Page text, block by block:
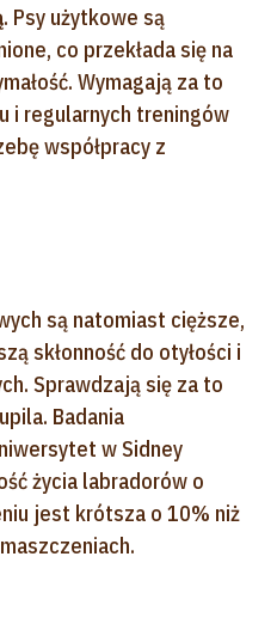
. Psy użytkowe są
co przekłada się na
Wymagają za to
i regularnych treningów
współpracy z
są natomiast cięższe,
skłonność do otyłości i
Sprawdzają się za to
Badania
w Sidney
życia labradorów o
jest krótsza o 10% niż